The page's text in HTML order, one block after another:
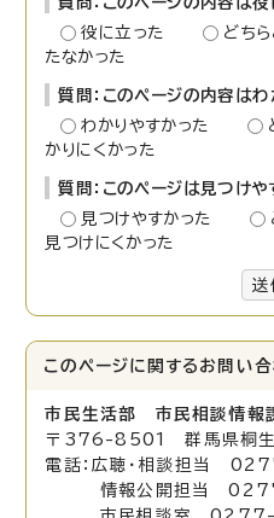
役に立った
どち
たなかった
質問：このページの内容は
わかりやすかった
かりにくかった
質問：このページは見つけ
見つけやすかった
見つけにくかった
送
このページに関する お問い
市民生活部 市民相談情報課
〒376-8501 群馬県桐生
電話：広聴・相談担当
情報公開担当